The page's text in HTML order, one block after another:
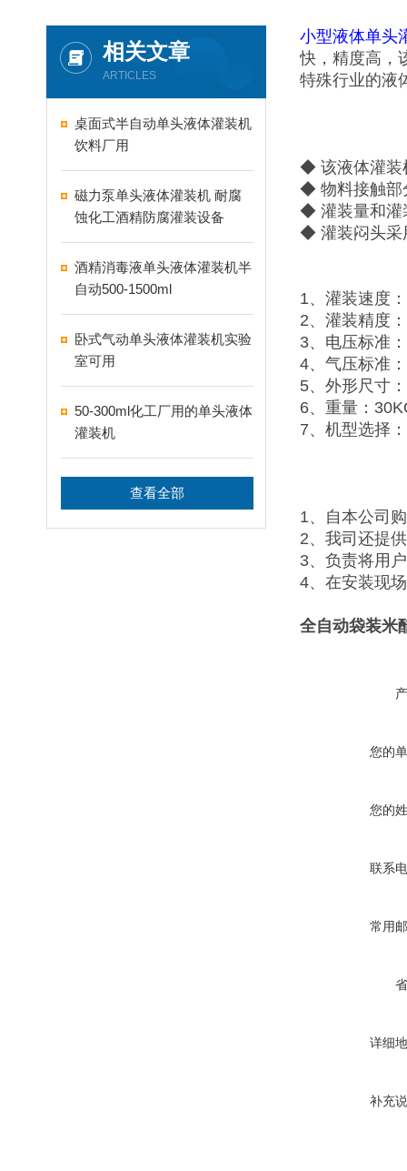
相关文章
ARTICLES
桌面式半自动单头液体灌装机
饮料厂用
磁力泵单头液体灌装机 耐腐
蚀化工酒精防腐灌装设备
酒精消毒液单头液体灌装机半
自动500-1500ml
卧式气动单头液体灌装机实验
室可用
50-300ml化工厂用的单头液体
灌装机
查看全部
小型液体单头
快，精度高，
特殊行业的液
◆ 该液体灌装
◆ 物料接触部
◆ 灌装量和灌
◆ 灌装闷头采
1、灌装速度
2、灌装精度
3、电压标准
4、气压标准
5、外形尺寸
6、重量：
7、机型选择
1、自本公司
2、我司还提
3、负责将用
4、在安装现
全自动袋装米
您的
您的
联系
常用
详细
补充